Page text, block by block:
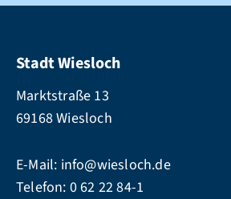
Stadt Wiesloch
Marktstraße 13
69168 Wiesloch
E-Mail: info@wiesloch.de
Telefon: 0 62 22 84-1